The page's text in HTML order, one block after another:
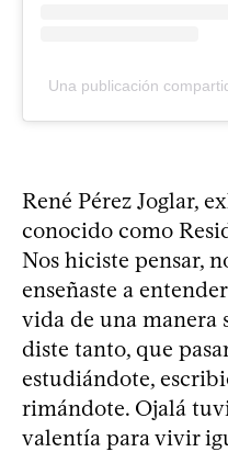
Una publicación
René Pérez Joglar,
conocido como
Nos hiciste pensar,
enseñaste a
vida de una manera
diste tanto, que
estudiándote,
rimándote. Ojalá
valentía para vivir